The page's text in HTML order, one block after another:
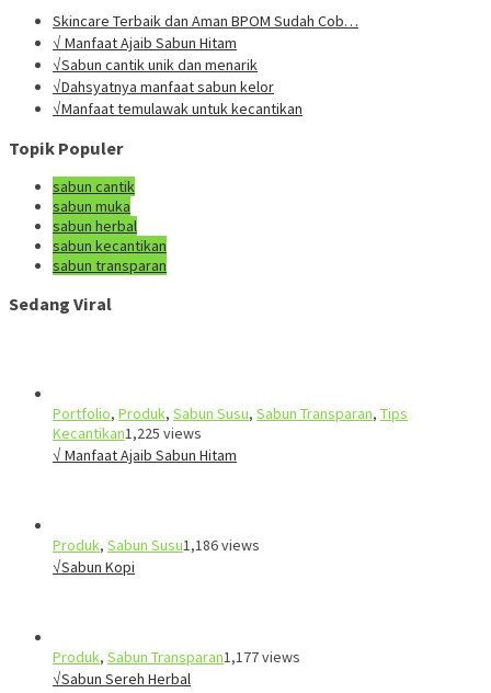
Skincare Terbaik dan Aman BPOM Sudah Cob…
√ Manfaat Ajaib Sabun Hitam
√Sabun cantik unik dan menarik
√Dahsyatnya manfaat sabun kelor
√Manfaat temulawak untuk kecantikan
Topik Populer
sabun cantik
sabun muka
sabun herbal
sabun kecantikan
sabun transparan
Sedang Viral
Portfolio, Produk, Sabun Susu, Sabun Transparan, Tips
Kecantikan1,225 views
√ Manfaat Ajaib Sabun Hitam
Produk, Sabun Susu1,186 views
√Sabun Kopi
Produk, Sabun Transparan1,177 views
√Sabun Sereh Herbal